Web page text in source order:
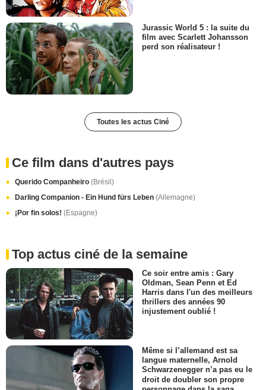
Jurassic World 5 : la suite du
film avec Scarlett Johansson
perd son réalisateur !
Toutes les actus Ciné
Ce film dans d'autres pays
Querido Companheiro (Brésil)
Darling Companion - Ein Hund fürs Leben (Allemagne)
¡Por fin solos! (Espagne)
Top actus ciné de la semaine
Ce soir entre amis : Gary
Oldman, Sean Penn et Ed
Harris dans l'un des meilleurs
thrillers des années 90
injustement oublié !
Même si l’allemand est sa
langue maternelle, Arnold
Schwarzenegger n’a pas eu le
droit de doubler son propre